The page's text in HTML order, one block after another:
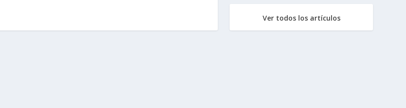
Ver todos los artículos